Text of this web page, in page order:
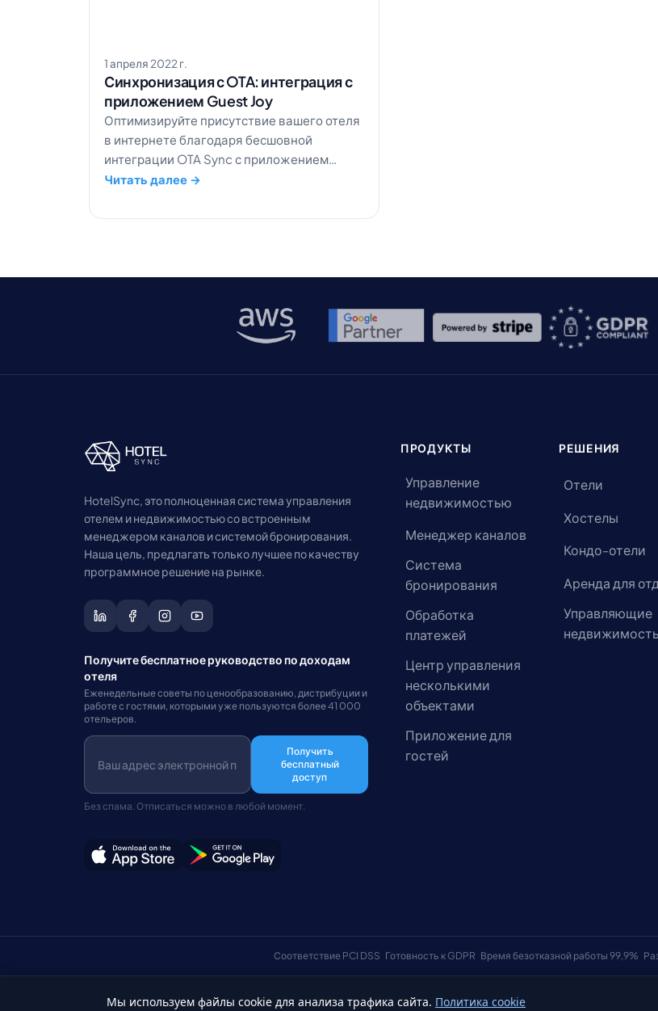
1 апреля 2022 г.
Синхронизация с OTA: интеграция с
приложением Guest Joy
Оптимизируйте присутствие вашего отеля
в интернете благодаря бесшовной
интеграции OTA Sync с приложением
Guest Joy и оставайтесь
платформах.
Читать далее →
HotelSync, это полноценная система управления
отелем и недвижимостью со встроенным
менеджером каналов и системой бронирования.
Наша цель, предлагать только лучшее по качеству
программное решение на рынке.
Получите бесплатное руководство по доходам
отеля
Еженедельные советы по ценообразованию, дистрибуции и
работе с гостями, которыми уже пользуются более 41 000
отельеров.
Получить
бесплатный
доступ
Без спама. Отписаться можно в любой момент.
ПРОДУКТЫ
Управление
недвижимостью
Менеджер каналов
Система
бронирования
Обработка
платежей
Центр управления
несколькими
объектами
Приложение для
гостей
РЕШЕНИЯ
Отели
Хостелы
Кондо-отели
Аренда для
Управляющие
Соответствие PCI DSS Готовность к GDPR Время безотказной работы 99,9%
© Авторские права 2026 HotelSync. Все права защищены.
Мы используем файлы cookie для анализа трафика сайта. Политика cookie